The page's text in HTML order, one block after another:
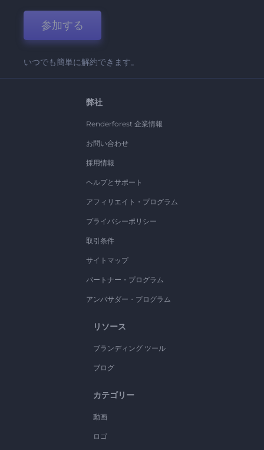
参加する
いつでも簡単に解約できます。
弊社
Renderforest 企業情報
お問い合わせ
採用情報
ヘルプとサポート
アフィリエイト・プログラム
プライバシーポリシー
取引条件
サイトマップ
パートナー・プログラム
アンバサダー・プログラム
リソース
ブランディング ツール
ブログ
カテゴリー
動画
ロゴ